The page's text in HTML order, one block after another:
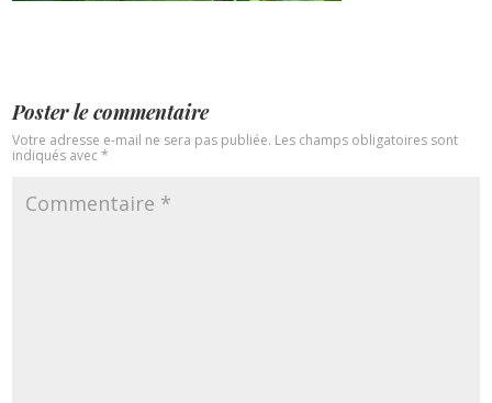
Poster le commentaire
Votre adresse e-mail ne sera pas publiée. Les champs obligatoires sont
indiqués avec*